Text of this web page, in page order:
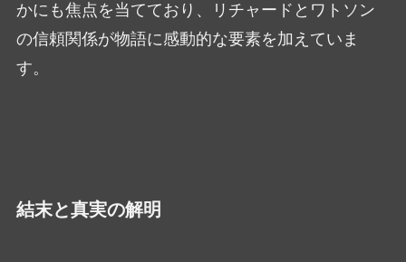
かにも焦点を当てており、リチャードとワトソン
の信頼関係が物語に感動的な要素を加えていま
す。
結末と真実の解明